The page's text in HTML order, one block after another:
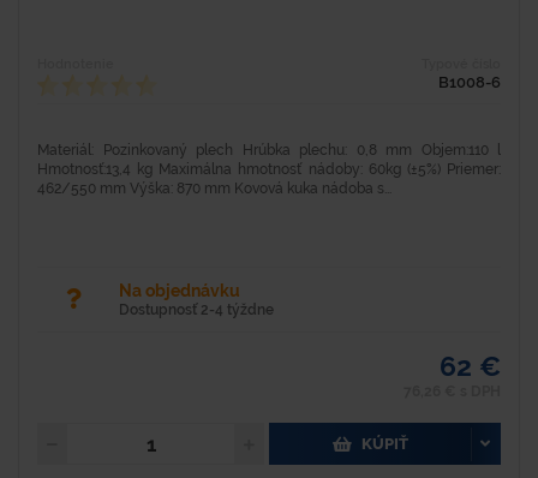
B1008-6
Materiál: Pozinkovaný plech Hrúbka plechu: 0,8 mm Objem:110 l
Hmotnosť:13,4 kg Maximálna hmotnosť nádoby: 60kg (±5%) Priemer:
462/550 mm Výška: 870 mm Kovová kuka nádoba s...
Na objednávku
Dostupnosť 2-4 týždne
62 €
KÚPIŤ